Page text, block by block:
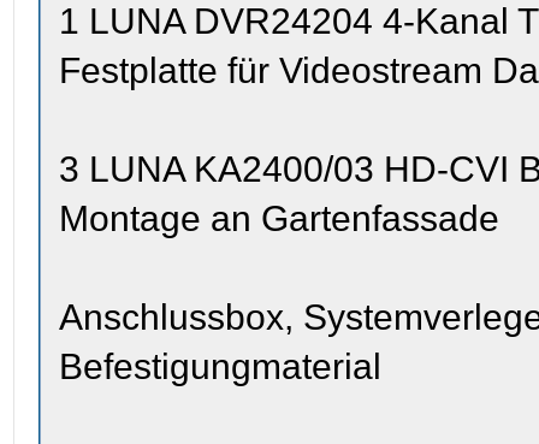
1 LUNA DVR24204 4-Kanal
Festplatte für Videostream
3 LUNA KA2400/03 HD-CVI
Montage an Gartenfassade
Anschlussbox,
Befestigungmaterial